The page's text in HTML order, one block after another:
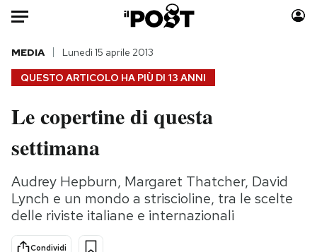
HOME
Italia
Politica
Tecnologia
Internet
Scienza
Cultura
Moda
Storie/Idee
Ok Boomer!
Media
QUESTO ARTICOLO HA PIÙ DI 13 ANNI
MEDIA Lunedì 15 aprile 2013
Le copertine di questa
settimana
Audrey Hepburn, Margaret Thatcher, David
Lynch e un mondo a striscioline, tra le scelte
delle riviste italiane e internazionali
Condividi